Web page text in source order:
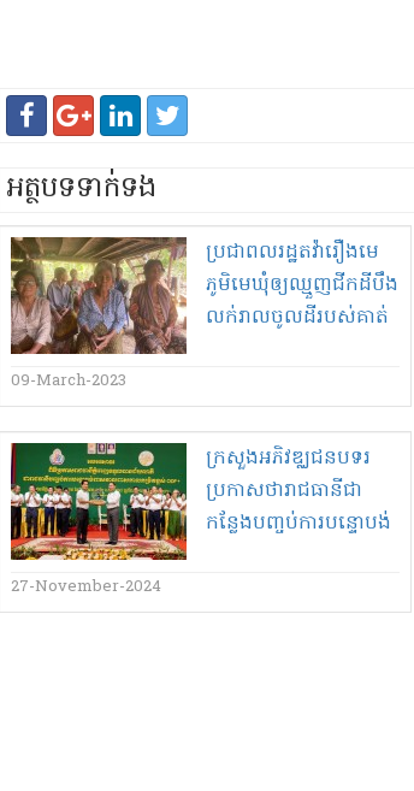
អត្ថបទទាក់ទង
ប្រជាពលរដ្ឋ​តវ៉ា​រឿង​មេ
ភូមិ​មេឃុំ​ឲ្យ​ឈ្មួញ​ជីកដី​បឹង​
លក់​រាល​ចូល​ដី​របស់គាត់​
09-March-2023
ក្រសួង​អភិ​វ​ឌ្ឈ​ជនបទរ
ប្រកាសថា​រាជធានី​ជា​
កន្លែង​បញ្ចប់​ការ​បន្ទោបង់​
27-November-2024